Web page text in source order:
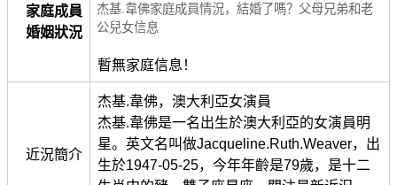
家庭成員
婚姻狀況
杰基.韋佛家庭成員情況，結婚了嗎？父母兄弟和老
公兒女信息
暫無家庭信息！
近況簡介
杰基.韋佛，澳大利亞女演員
杰基.韋佛是一名出生於澳大利亞的女演員明
星。英文名叫做Jacqueline.Ruth.Weaver，出
生於1947-05-25，今年年齡是79歲，是十二